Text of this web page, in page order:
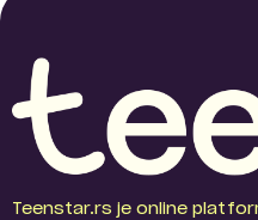
Teenstar.rs je online